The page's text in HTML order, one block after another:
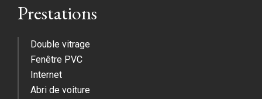
Prestations
Double vitrage
Fenêtre PVC
Internet
Abri de voiture